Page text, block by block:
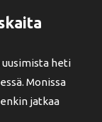
heti
Monissa
jatkaa